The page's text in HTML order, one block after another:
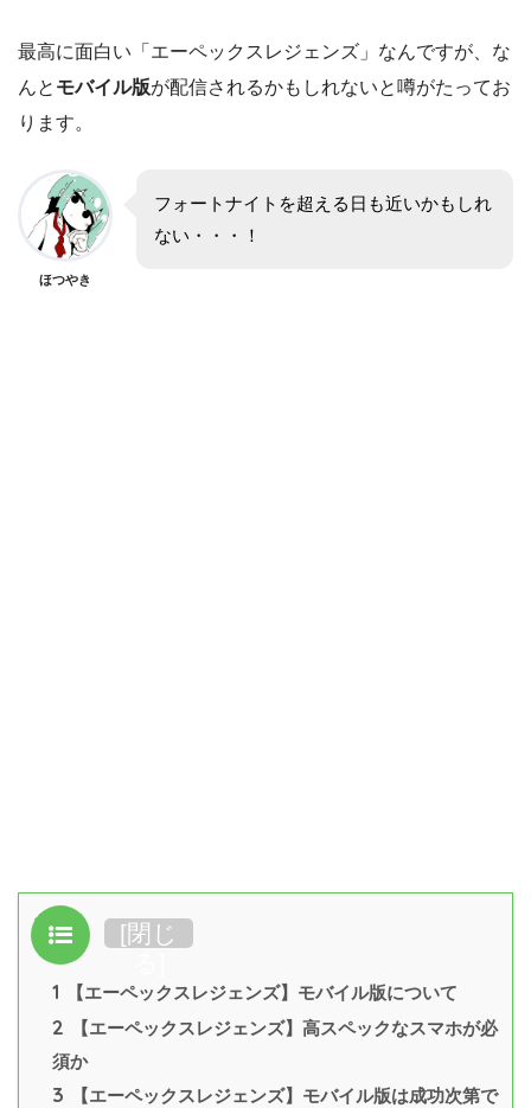
最高に面白い「エーペックスレジェンズ」なんですが、な
んと モバイル版が配信されるかもしれないと噂がたってお
ります。
ほつやき
フォートナイトを超える日も近いかもしれ
ない・・・！
目次 [閉じ
1 【エーペックスレジェンズ】モバイル版について
2
【エーペックスレジェンズ】高スペックなスマホが必
須か
3
【エーペックスレジェンズ】モバイル版は成功次第で